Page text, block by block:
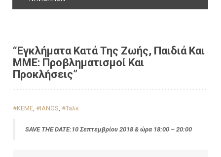
“Εγκλήματα Κατά Της Ζωής, Παιδιά Και
ΜΜΕ: Προβληματισμοί Και
Προκλήσεις”
#KEME, #IANOS, #Taλκ
SAVE THE DATE:10 Σεπτεμβρίου 2018 & ώρα 18:00 – 20:00